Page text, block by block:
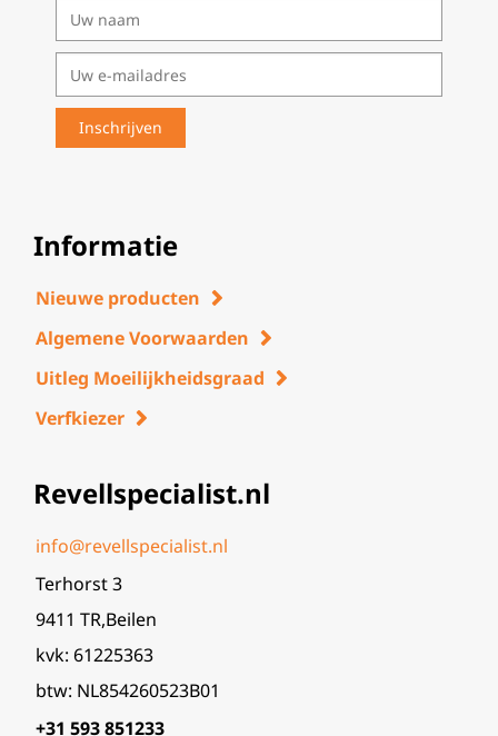
Informatie
Nieuwe producten
Algemene Voorwaarden
Uitleg Moeilijkheidsgraad
Verfkiezer
Revellspecialist.nl
info@revellspecialist.nl
Terhorst 3
9411 TR,Beilen
kvk: 61225363
btw: NL854260523B01
+31 593 851233